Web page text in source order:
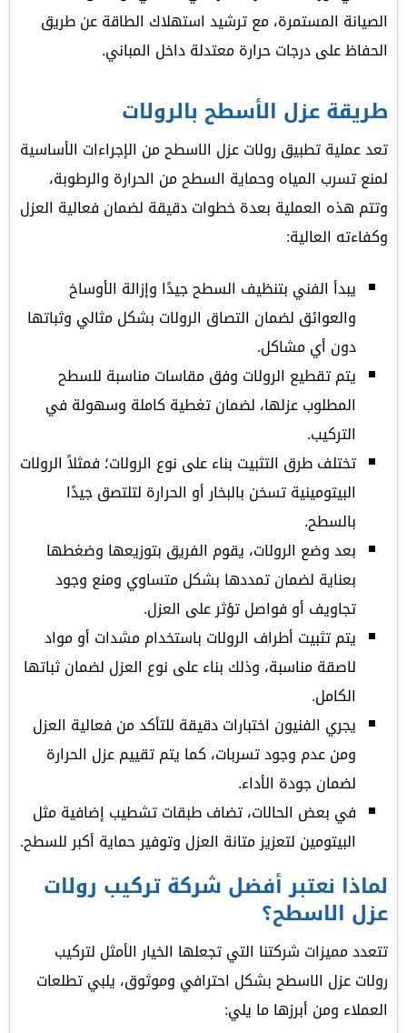
الصيانة المستمرة، مع ترشيد استهلاك الطاقة عن طريق
الحفاظ على درجات حرارة معتدلة داخل المباني.
طريقة عزل الأسطح بالرولات
تعد عملية تطبيق رولات عزل الاسطح من الإجراءات الأساسية
لمنع تسرب المياه وحماية السطح من الحرارة والرطوبة،
وتتم هذه العملية بعدة خطوات دقيقة لضمان فعالية العزل
وكفاءته العالية:
يبدأ الفني بتنظيف السطح جيدًا وإزالة الأوساخ
والعوائق لضمان التصاق الرولات بشكل مثالي وثباتها
دون أي مشاكل.
يتم تقطيع الرولات وفق مقاسات مناسبة للسطح
المطلوب عزلها، لضمان تغطية كاملة وسهولة في
التركيب.
تختلف طرق التثبيت بناء على نوع الرولات؛ فمثلاً الرولات
البيتومينية تسخن بالبخار أو الحرارة لتلتصق جيدًا
بالسطح.
بعد وضع الرولات، يقوم الفريق بتوزيعها وضغطها
بعناية لضمان تمددها بشكل متساوي ومنع وجود
تجاويف أو فواصل تؤثر على العزل.
يتم تثبيت أطراف الرولات باستخدام مشدات أو مواد
لاصقة مناسبة، وذلك بناء على نوع العزل لضمان ثباتها
الكامل.
يجري الفنيون اختبارات دقيقة للتأكد من فعالية العزل
ومن عدم وجود تسربات، كما يتم تقييم عزل الحرارة
لضمان جودة الأداء.
في بعض الحالات، تضاف طبقات تشطيب إضافية مثل
البيتومين لتعزيز متانة العزل وتوفير حماية أكبر للسطح.
لماذا نعتبر أفضل شركة تركيب رولات
عزل الاسطح؟
تتعدد مميزات شركتنا التي تجعلها الخيار الأمثل لتركيب
رولات عزل الاسطح بشكل احترافي وموثوق، يلبي تطلعات
العملاء ومن أبرزها ما يلي: